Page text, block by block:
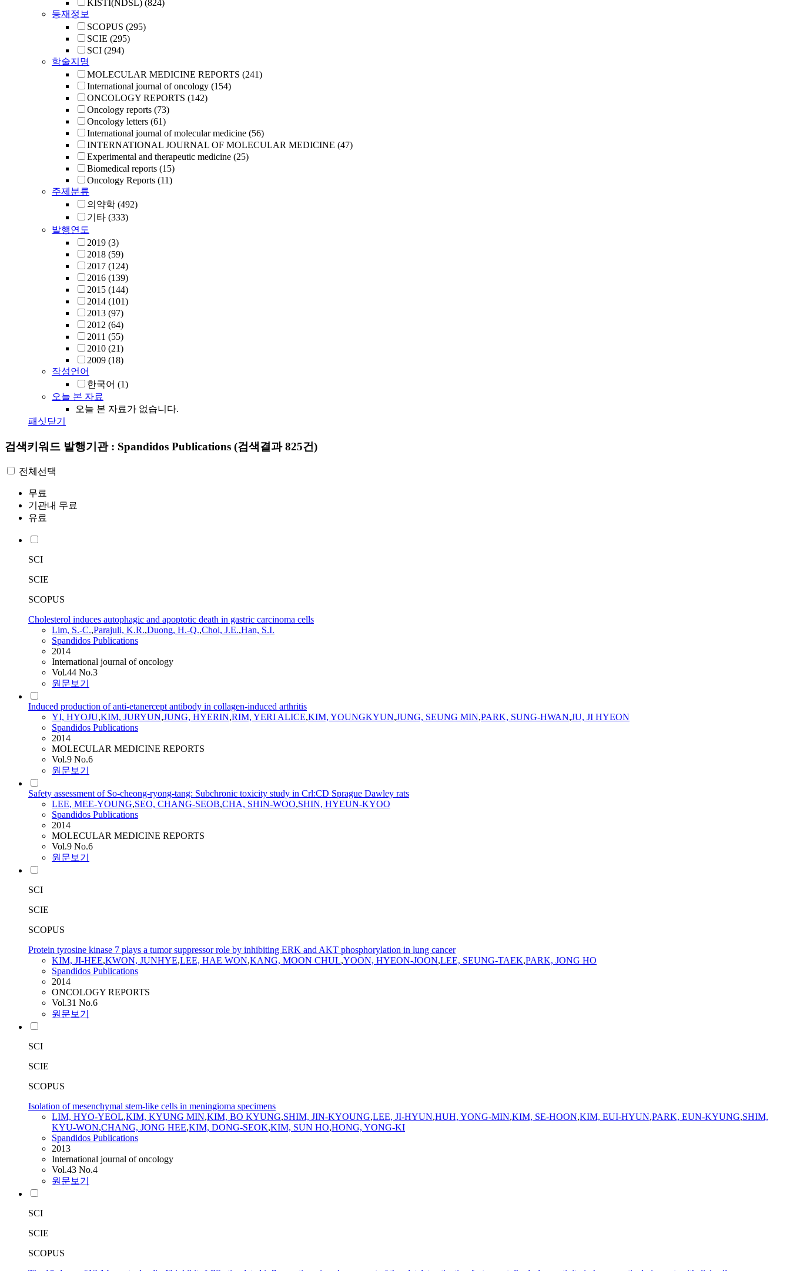
KISTI(NDSL) (824)
등재정보
SCOPUS (295)
SCIE (295)
SCI (294)
학술지명
MOLECULAR MEDICINE REPORTS (241)
International journal of oncology (154)
ONCOLOGY REPORTS (142)
Oncology reports (73)
Oncology letters (61)
International journal of molecular medicine (56)
INTERNATIONAL JOURNAL OF MOLECULAR MEDICINE (47)
Experimental and therapeutic medicine (25)
Biomedical reports (15)
Oncology Reports (11)
주제분류
의약학 (492)
기타 (333)
발행연도
2019 (3)
2018 (59)
2017 (124)
2016 (139)
2015 (144)
2014 (101)
2013 (97)
2012 (64)
2011 (55)
2010 (21)
2009 (18)
작성언어
한국어 (1)
오늘 본 자료
오늘 본 자료가 없습니다.
패싯닫기
검색키워드 발행기관 : Spandidos Publications (검색결과 825건)
전체선택
무료
기관내 무료
유료
SCI
SCIE
SCOPUS
Cholesterol induces autophagic and apoptotic death in gastric carcinoma cells
Lim, S.-C.,Parajuli, K.R.,Duong, H.-Q.,Choi, J.E.,Han, S.I.
Spandidos Publications
2014
International journal of oncology
Vol.44 No.3
원문보기
Induced production of anti-etanercept antibody in collagen-induced arthritis
YI, HYOJU,KIM, JURYUN,JUNG, HYERIN,RIM, YERI ALICE,KIM, YOUNGKYUN,JUNG, SEUNG MIN,PARK, SUNG-HWAN,JU, JI HYEON
Spandidos Publications
2014
MOLECULAR MEDICINE REPORTS
Vol.9 No.6
원문보기
Safety assessment of So-cheong-ryong-tang: Subchronic toxicity study in Crl:CD Sprague Dawley rats
LEE, MEE-YOUNG,SEO, CHANG-SEOB,CHA, SHIN-WOO,SHIN, HYEUN-KYOO
Spandidos Publications
2014
MOLECULAR MEDICINE REPORTS
Vol.9 No.6
원문보기
SCI
SCIE
SCOPUS
Protein tyrosine kinase 7 plays a tumor suppressor role by inhibiting ERK and AKT phosphorylation in lung cancer
KIM, JI-HEE,KWON, JUNHYE,LEE, HAE WON,KANG, MOON CHUL,YOON, HYEON-JOON,LEE, SEUNG-TAEK,PARK, JONG HO
Spandidos Publications
2014
ONCOLOGY REPORTS
Vol.31 No.6
원문보기
SCI
SCIE
SCOPUS
Isolation of mesenchymal stem-like cells in meningioma specimens
LIM, HYO-YEOL,KIM, KYUNG MIN,KIM, BO KYUNG,SHIM, JIN-KYOUNG,LEE, JI-HYUN,HUH, YONG-MIN,KIM, SE-HOON,KIM, EUI-HYUN,PARK, EUN-KYUNG,SHIM,
KYU-WON,CHANG, JONG HEE,KIM, DONG-SEOK,KIM, SUN HO,HONG, YONG-KI
Spandidos Publications
2013
International journal of oncology
Vol.43 No.4
원문보기
SCI
SCIE
SCOPUS